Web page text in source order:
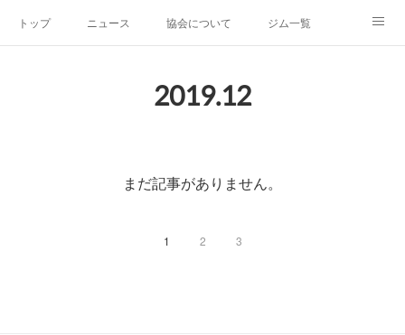
トップ ニュース 協会について ジム一覧
2019.12
まだ記事がありません。
1 2 3